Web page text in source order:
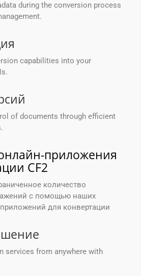
during the conversion process
capabilities into your
of documents through efficient
приложения
CF2
количество
с помощью наших
для конвертации
services from anywhere with